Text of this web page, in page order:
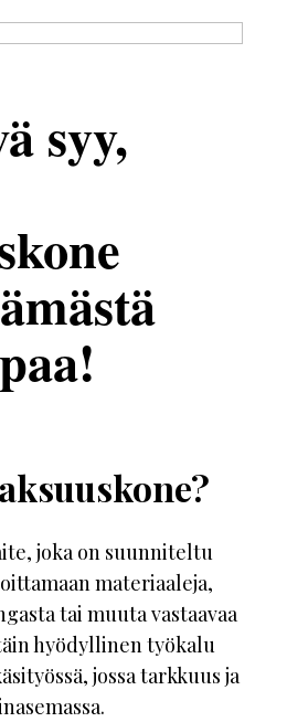
syy,
joka on suunniteltu
materiaaleja,
tai muuta vastaavaa
hyödyllinen työkalu
jossa tarkkuus ja